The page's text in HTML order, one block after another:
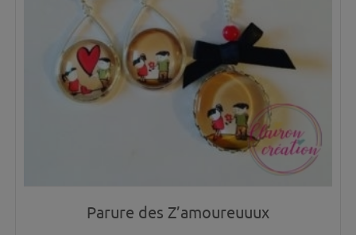
Parure des Z’amoureuuux